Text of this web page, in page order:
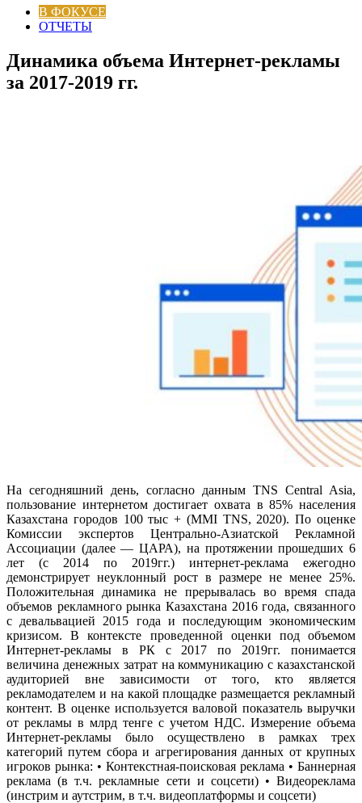
В ФОКУСЕ
ОТЧЕТЫ
Динамика объема Интернет-рекламы
за 2017-2019 гг.
На сегодняшний день, согласно данным TNS Central Asia,
пользование интернетом достигает охвата в 85% населения
Казахстана городов 100 тыс + (MMI TNS, 2020). По оценке
Комиссии экспертов Центрально-Азиатской Рекламной
Ассоциации (далее — ЦАРА), на протяжении прошедших 6
лет (с 2014 по 2019гг.) интернет-реклама ежегодно
демонстрирует неуклонный рост в размере не менее 25%.
Положительная динамика не прерывалась во время спада
объемов рекламного рынка Казахстана 2016 года, связанного
с девальвацией 2015 года и последующим экономическим
кризисом. В контексте проведенной оценки под объемом
Интернет-рекламы в РК с 2017 по 2019гг. понимается
величина денежных затрат на коммуникацию с казахстанской
аудиторией вне зависимости от того, кто является
рекламодателем и на какой площадке размещается рекламный
контент. В оценке используется валовой показатель выручки
от рекламы в млрд тенге с учетом НДС. Измерение объема
Интернет-рекламы было осуществлено в рамках трех
категорий путем сбора и агрегирования данных от крупных
игроков рынка: • Контекстная-поисковая реклама • Баннерная
реклама (в т.ч. рекламные сети и соцсети) • Видеореклама
(инстрим и аутстрим, в т.ч. видеоплатформы и соцсети)